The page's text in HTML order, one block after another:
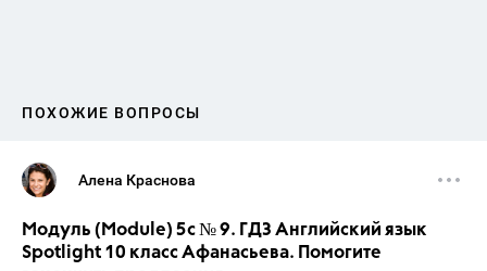
ПОХОЖИЕ ВОПРОСЫ
Алена Краснова
Модуль (Module) 5c № 9. ГДЗ Английский язык
Spotlight 10 класс Афанасьева. Помогите